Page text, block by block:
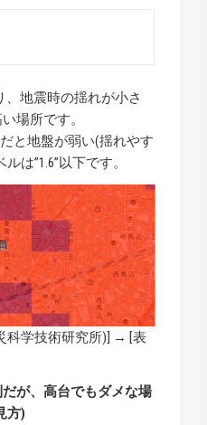
、地震時の揺れが小さ
場所です。
と地盤が弱い(揺れやす
は”1.6”以下です。
科学技術研究所)] → [表
が、高台でもダメな場
方)